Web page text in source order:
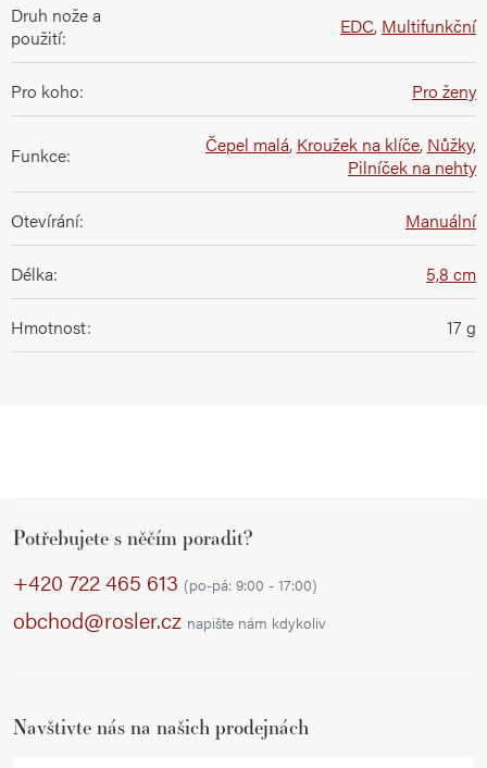
Druh nože a
použití: EDC, Multifunkční
Pro koho: Pro ženy
Funkce: Čepel malá, Kroužek na klíče, Nůžky,
Pilníček na nehty
Otevírání: Manuální
Délka: 5,8 cm
Hmotnost: 17 g
Potřebujete s něčím poradit?
+420 722 465 613 (po-pá: 9:00 - 17:00)
obchod@rosler.cz napište nám kdykoliv
Navštivte nás na našich prodejnách